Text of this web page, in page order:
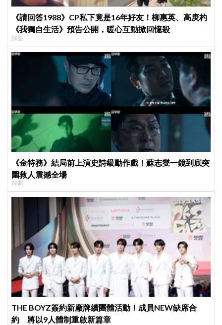
《請回答1988》CP私下竟是16年好友！柳惠英、高庚杓
《我獨自生活》預告公開，暖心互動掀回憶殺
綜藝
《金特務》結局前上演史詩級動作戲！蘇志燮一鏡到底突
圍救人震撼全場
韓劇
THE BOYZ簽約新廠牌續團體活動！成員NEW缺席合
約 將以9人體制重啟新篇章